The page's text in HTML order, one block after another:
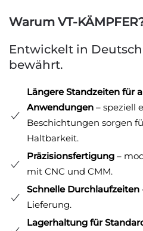
Warum VT-
Entwickelt in
bewährt.
Längere Standzeiten für
Anwendungen – speziell
Beschichtungen sorgen
Haltbarkeit.
Präzisionsfertigung –
mit CNC und CMM.
Schnelle Durchlaufzeiten
Lieferung.
Lagerhaltung für